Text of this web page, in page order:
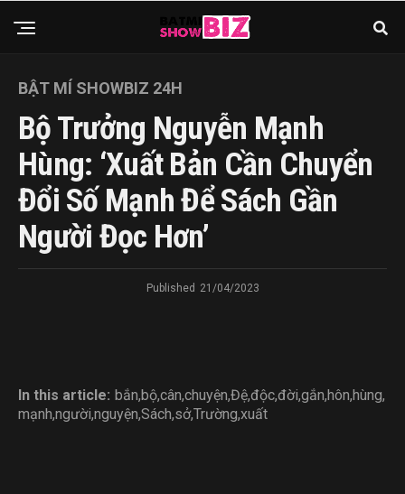
BẬT MÍ SHOWBIZ 24H
Bộ Trưởng Nguyễn Mạnh
Hùng: ‘Xuất Bản Cần Chuyển
Đổi Số Mạnh Để Sách Gần
Người Đọc Hơn’
Published 21/04/2023
In this article: bắn,bộ,cân,chuyện,Đệ,độc,đời,gắn,hôn,hùng,
mạnh,người,nguyện,Sách,sở,Trường,xuất